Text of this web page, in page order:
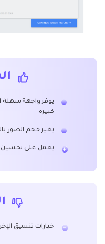
يوفر واجهة سهلة
كبيرة
يغير حجم الصور
يعمل على تحسين
خيارات تنسيق